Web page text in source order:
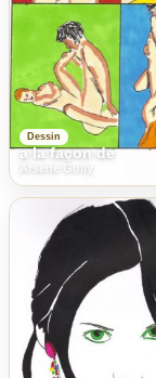
Dessin
a la façon de
Arsene Gully